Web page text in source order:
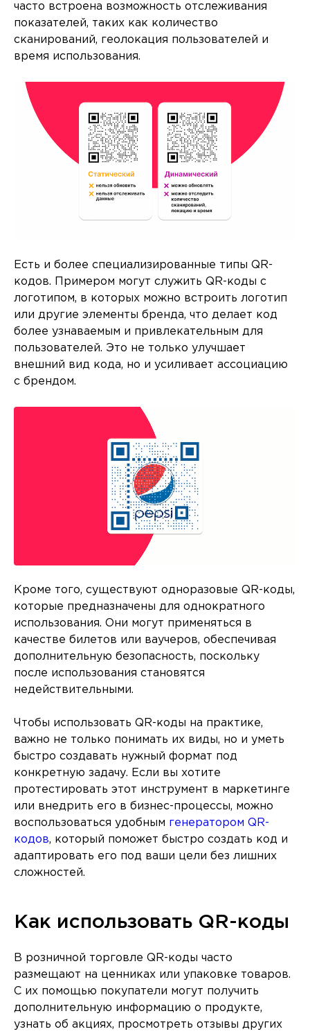
часто встроена возможность отслеживания
показателей, таких как количество
сканирований, геолокация пользователей и
время использования.
Есть и более специализированные типы QR-
кодов. Примером могут служить QR-коды с
логотипом, в которых можно встроить логотип
или другие элементы бренда, что делает код
более узнаваемым и привлекательным для
пользователей. Это не только улучшает
внешний вид кода, но и усиливает ассоциацию
с брендом.
Кроме того, существуют одноразовые QR-коды,
которые предназначены для однократного
использования. Они могут применяться в
качестве билетов или ваучеров, обеспечивая
дополнительную безопасность, поскольку
после использования становятся
недействительными.
Чтобы использовать QR-коды на практике,
важно не только понимать их виды, но и уметь
быстро создавать нужный формат под
конкретную задачу. Если вы хотите
протестировать этот инструмент в маркетинге
или внедрить его в бизнес-процессы, можно
воспользоваться удобным генератором QR-
кодов, который поможет быстро создать код и
адаптировать его под ваши цели без лишних
сложностей.
Как использовать QR-коды
В розничной торговле QR-коды часто
размещают на ценниках или упаковке товаров.
С их помощью покупатели могут получить
дополнительную информацию о продукте,
узнать об акциях, просмотреть отзывы других